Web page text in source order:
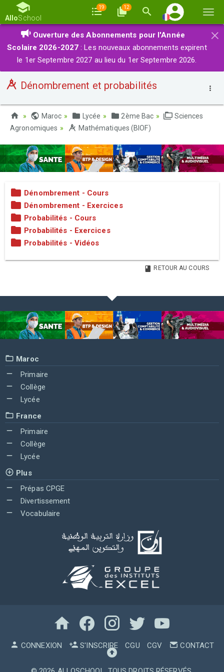
la
AlloSchool
19 12
×
Ouverture des Abonnements pour l'Année
Scolaire 2026-2027 : Les nouveaux abonnements expirent
le 1er Septembre 2027 au lieu du 1er Septembre 2026.
Dénombrement et probabilités
Maroc Lycée 2ème Bac
Sciences
Agronomiques
Mathématiques (BIOF)
Dénombrement - Cours
Dénombrement - Exercices
Probabilités - Cours
Probabilités - Exercices
Probabilités - Vidéos
RETOUR AU COURS
Maroc
Primaire
Collège
Lycée
France
Primaire
Collège
Lycée
Plus
Prépas CPGE
Divertissement
Vocabulaire
CONNEXION S'INSCRIRE CGU CGV CONTACT